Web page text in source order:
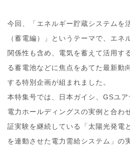
今回、「エネルギー貯蔵システムを
（蓄電編）」というテーマで、エネ
関係性も含め、電気を蓄えて活用す
る蓄電池などに焦点をあてた最新動
する特別企画が組まれました。
本特集号では、日本ガイシ、GSユ
電力ホールディングスの実例と合わ
証実験を継続している「太陽光発電
を連動させた電力需給システム」の